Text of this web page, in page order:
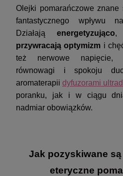
Olejki pomarańczowe
fantastycznego wpływu
Działają energetyzująco,
przywracają optymizm i
też nerwowe napięcie,
równowagi i spokoju
aromaterapii dyfuzorami
poranku, jak i w ciągu
nadmiar obowiązków.
Jak pozyskiwane
eteryczne